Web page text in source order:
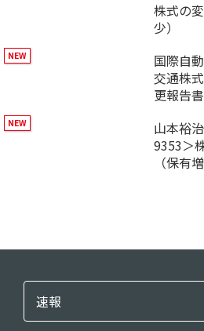
株式の
少）
国際自
交通株
更報告
山本裕
9353＞
（保有
速報